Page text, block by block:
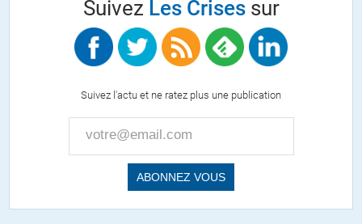
https://youtu.be/x2Kido2SkdQ
suspectée de matériel de la DGSI.
Mais c’est intéressant de voir notre régime avoir peur et de s’en
« l’intervention est justifiée par l’utilisation suspectée de matériel
Suivez Les Crisessur
Suivez l'actu et ne ratez plus une publication